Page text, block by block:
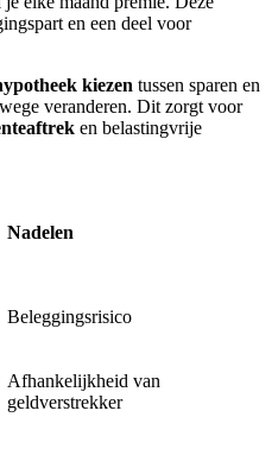
en een deel voor
kiezen tussen sparen en
veranderen. Dit zorgt voor
en belastingvrije
Nadelen
Beleggingsrisico
Afhankelijkheid van
geldverstrekker